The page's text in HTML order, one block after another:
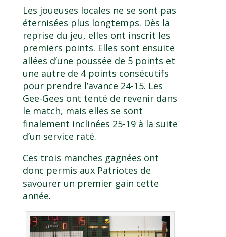
Les joueuses locales ne se sont pas
éternisées plus longtemps. Dès la
reprise du jeu, elles ont inscrit les
premiers points. Elles sont ensuite
allées d’une poussée de 5 points et
une autre de 4 points consécutifs
pour prendre l’avance 24-15. Les
Gee-Gees ont tenté de revenir dans
le match, mais elles se sont
finalement inclinées 25-19 à la suite
d’un service raté.
Ces trois manches gagnées ont
donc permis aux Patriotes de
savourer un premier gain cette
année.